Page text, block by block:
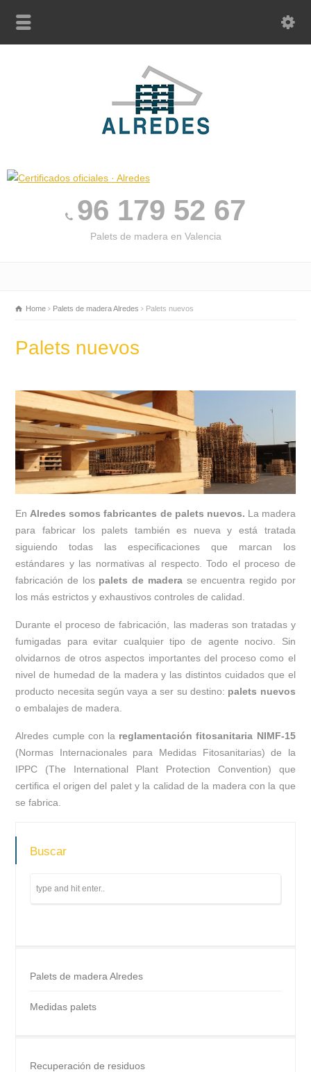
96 179 52 67
Palets de madera en Valencia
Home Palets de madera Alredes Palets nuevos
Palets nuevos
EnAlredes somos fabricantes de palets nuevos. La madera
para fabricar los palets también es nueva y está tratada
siguiendo todas las especificaciones que marcan los
estándares y las normativas al respecto. Todo el proceso de
fabricación de los palets de maderase encuentra regido por
los más estrictos y exhaustivos controles de calidad.
Durante el proceso de fabricación, las maderas son tratadas y
fumigadas para evitar cualquier tipo de agente nocivo. Sin
olvidarnos de otros aspectos importantes del proceso como el
nivel de humedad de la madera y las distintos cuidados que el
producto necesita según vaya a ser su destino: palets nuevos
o embalajes de madera.
Alredes cumple con la reglamentación fitosanitaria NIMF-15
(Normas Internacionales para Medidas Fitosanitarias) de la
IPPC (The International Plant Protection Convention) que
certifica el origen del palet y la calidad de la madera con la que
se fabrica.
Buscar
Palets de madera Alredes
Medidas palets
Recuperación de residuos